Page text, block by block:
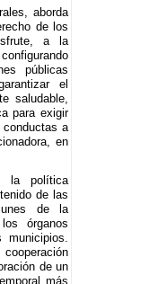
aborda
de los
a la
públicas
el
saludable,
para exigir
a
en
la política
de las
de la
órganos
de un
más